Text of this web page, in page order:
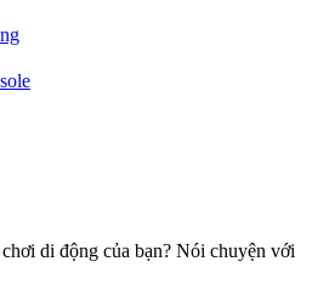
di động của bạn? Nói chuyện với